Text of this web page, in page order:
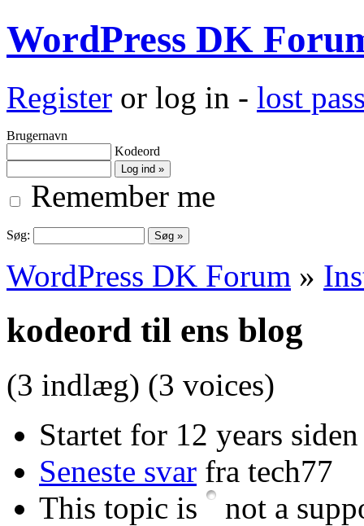
WordPress DK
Register or log in - lost
Brugernavn
Kodeord
Remember me
Søg:
WordPress DK Forum »
kodeord til ens blog
(3 indlæg) (3 voices)
Startet for 12 years
Seneste svar fra tech77
This topic is
not a